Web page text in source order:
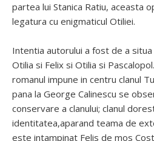
partea lui Stanica Ratiu, aceasta
legatura cu enigmaticul Otiliei.
Intentia autorului a fost de a
Otilia si Felix si Otilia si
romanul impune in centru clanul
pana la George Calinescu se
conservare a clanului; clanul
identitatea,aparand teama de
este intampinat Felis de mos